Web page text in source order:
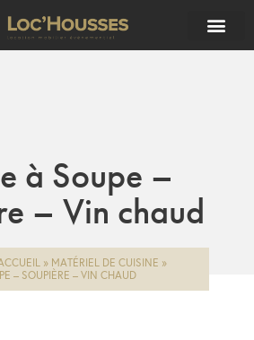
à Soupe –
– Vin chaud
» MATÉRIEL DE CUISINE »
– SOUPIÈRE – VIN CHAUD